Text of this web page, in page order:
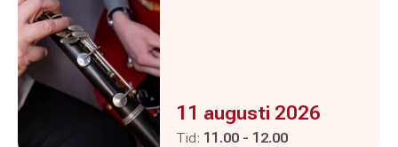
Evenemanget är :
11 augusti 2026
Tid: Pågår mellan
11.00 - och
12.00